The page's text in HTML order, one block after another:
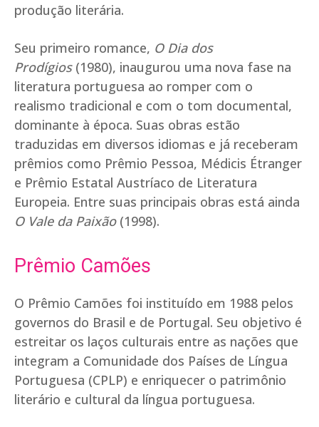
produção literária.
Seu primeiro romance, O Dia dos
Prodígios(1980), inaugurou uma nova fase na
literatura portuguesa ao romper com o
realismo tradicional e com o tom documental,
dominante à época. Suas obras estão
traduzidas em diversos idiomas e já receberam
prêmios como Prêmio Pessoa, Médicis Étranger
e Prêmio Estatal Austríaco de Literatura
Europeia. Entre suas principais obras está ainda
O Vale da Paixão(1998).
Prêmio Camões
O Prêmio Camões foi instituído em 1988 pelos
governos do Brasil e de Portugal. Seu objetivo é
estreitar os laços culturais entre as nações que
integram a Comunidade dos Países de Língua
Portuguesa (CPLP) e enriquecer o patrimônio
literário e cultural da língua portuguesa.